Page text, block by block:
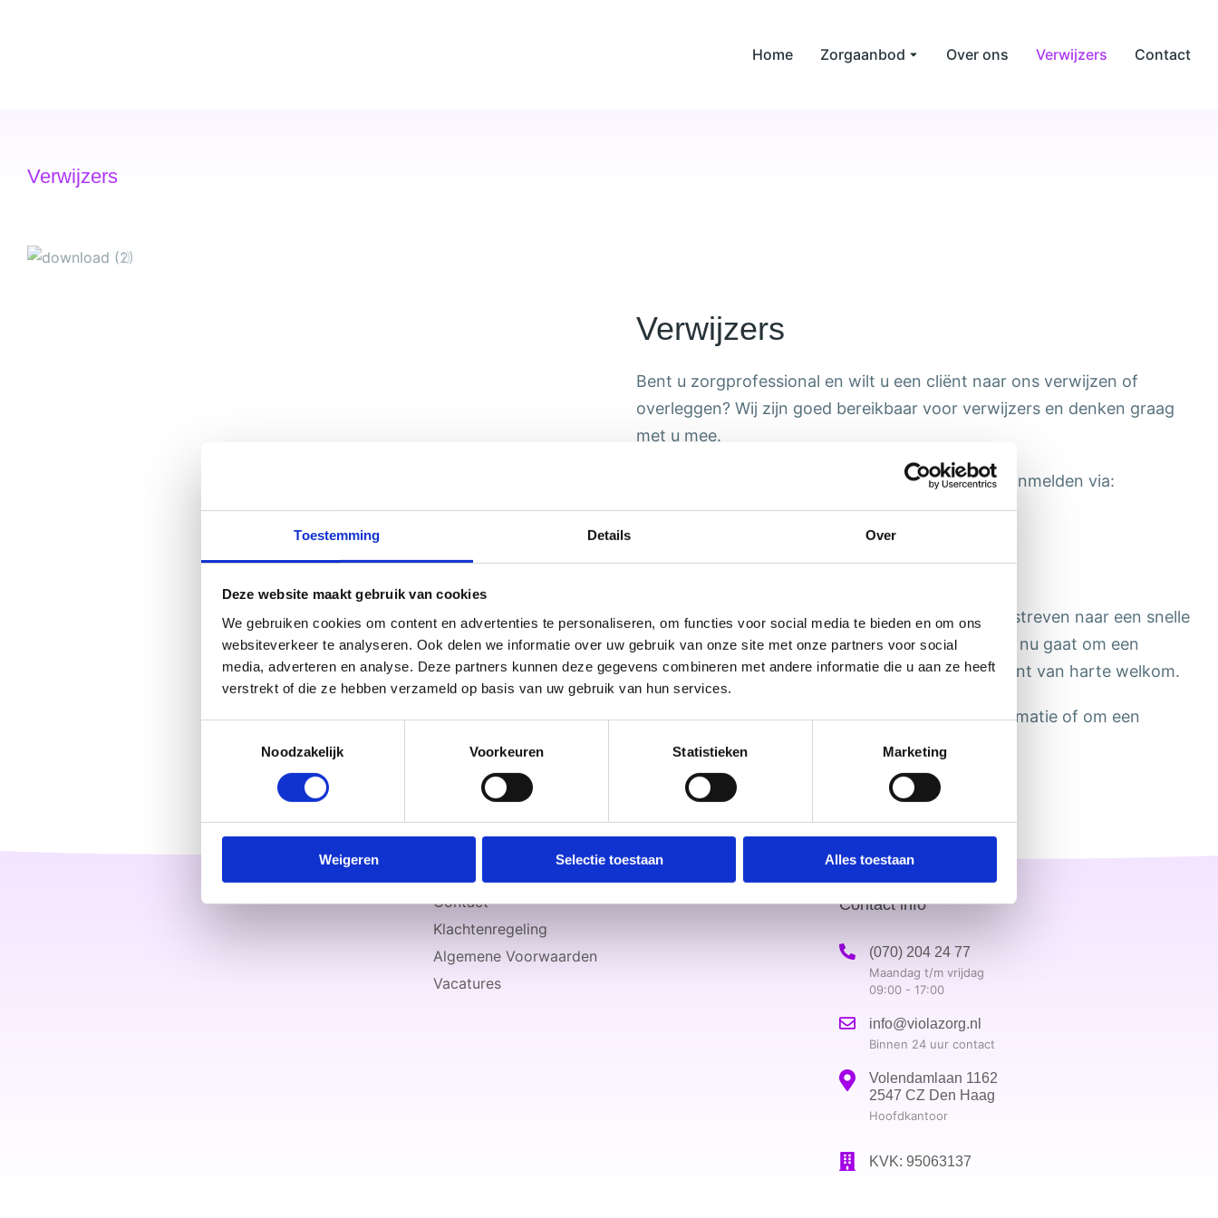
Toestemming Details Over
Deze website maakt gebruik van cookies
We gebruiken cookies om content en advertenties te personaliseren, om functies voor social media te bieden en om ons
websiteverkeer te analyseren. Ook delen we informatie over uw gebruik van onze site met onze partners voor social
media, adverteren en analyse. Deze partners kunnen deze gegevens combineren met andere informatie die u aan ze heeft
verstrekt of die ze hebben verzameld op basis van uw gebruik van hun services.
Noodzakelijk
Voorkeuren Statistieken Marketing
Weigeren Selectie toestaan Alles toestaan
Home Zorgaanbod Over ons Verwijzers Contact
Verwijzers
Verwijzers
Bent u zorgprofessional en wilt u een cliënt naar ons verwijzen of
overleggen? Wij zijn goed bereikbaar voor verwijzers en denken graag
met u mee.
U kunt contact met ons opnemen of een cliënt aanmelden via:
ZorgDomein
Wij bieden korte lijnen, heldere communicatie en streven naar een snelle
en passende zorgverlening voor uw cliënt. Of het nu gaat om een
formele verwijzing of eerst even overleggen: u bent van harte welkom.
Neem gerust contact met ons op voor meer informatie of om een
verwijzing te bespreken.
Contact
Klachtenregeling
Algemene Voorwaarden
Vacatures
Contact info
(070) 204 24 77
Maandag t/m vrijdag
09:00 - 17:00
info@violazorg.nl
Binnen 24 uur contact
Volendamlaan 1162
2547 CZ Den Haag
Hoofdkantoor
KVK: 95063137